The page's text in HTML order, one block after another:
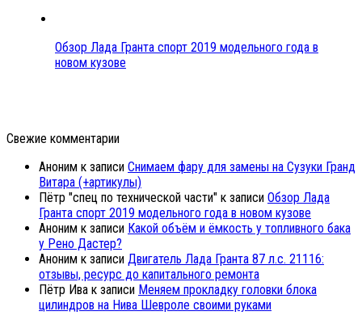
Обзор Лада Гранта спорт 2019 модельного года в
новом кузове
Свежие комментарии
Аноним к записи Снимаем фару для замены на Сузуки Гранд
Витара (+артикулы)
Пётр "спец по технической части" к записи Обзор Лада
Гранта спорт 2019 модельного года в новом кузове
Аноним к записи Какой объём и ёмкость у топливного бака
у Рено Дастер?
Аноним к записи Двигатель Лада Гранта 87 л.с. 21116:
отзывы, ресурс до капитального ремонта
Пётр Ива к записи Меняем прокладку головки блока
цилиндров на Нива Шевроле своими руками